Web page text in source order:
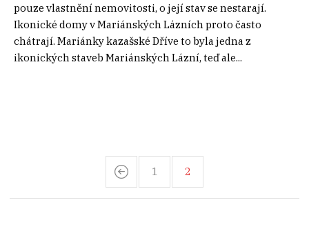
pouze vlastnění nemovitosti, o její stav se nestarají.
Ikonické domy v Mariánských Lázních proto často
chátrají. Mariánky kazašské Dříve to byla jedna z
ikonických staveb Mariánských Lázní, teď ale...
1 2